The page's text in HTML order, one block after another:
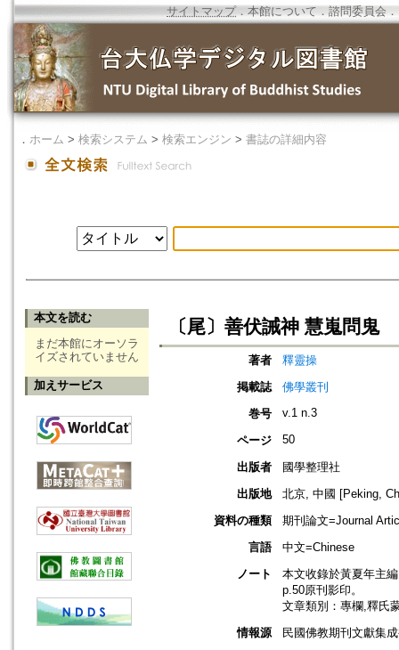
サイトマップ．本館について ． 諮問委員会 ．
． ホーム > 検索システム > 検索エンジン > 書誌の詳細内容
本文を読む
まだ本館にオーソラ
イズされていません
加えサービス
〔尾〕善伏誡神 慧嵬問鬼
著者
釋靈操
掲載誌
佛學叢刊
巻号
v.1 n.3
ページ 50
出版者
國學整理社
出版地
北京, 中國 [Peking,
資料の種類
期刊論文=Journal
言語
中文=Chinese
ノート
本文收錄於黃夏年主
p.50原刊影印。
文章類別：專欄,釋氏
情報源
民國佛教期刊文獻集